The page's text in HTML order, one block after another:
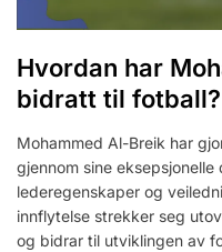
Hvordan har
bidratt til fotball?
Mohammed Al-Breik har
gjennom sine
lederegenskaper og
innflytelse strekker seg
og bidrar til utviklingen av